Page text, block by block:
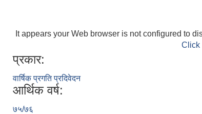
It appears your Web browser is not configured to
Click
प्रकार:
वार्षिक प्रगति प्रदिवेदन
आर्थिक वर्ष:
७५/७६